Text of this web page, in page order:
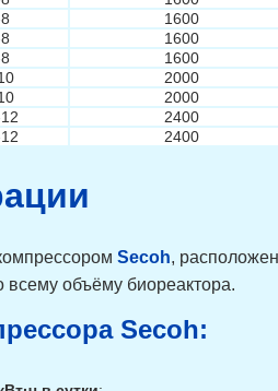
1600
1600
1600
2000
2000
2400
2400
Secoh,
объёму биореактора.
Secoh: